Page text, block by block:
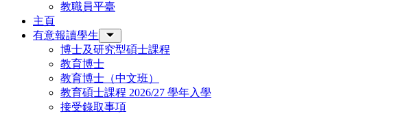
教職員平臺
主頁
有意報讀學生
博士及研究型碩士課程
教育博士
教育博士（中文班）
教育碩士課程 2026/27 學年入學
接受錄取事項